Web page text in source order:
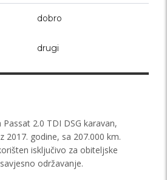
dobro
drugi
2.0 TDI DSG karavan,
2017. godine, sa 207.000 km.
isključivo za obiteljske
održavanje.